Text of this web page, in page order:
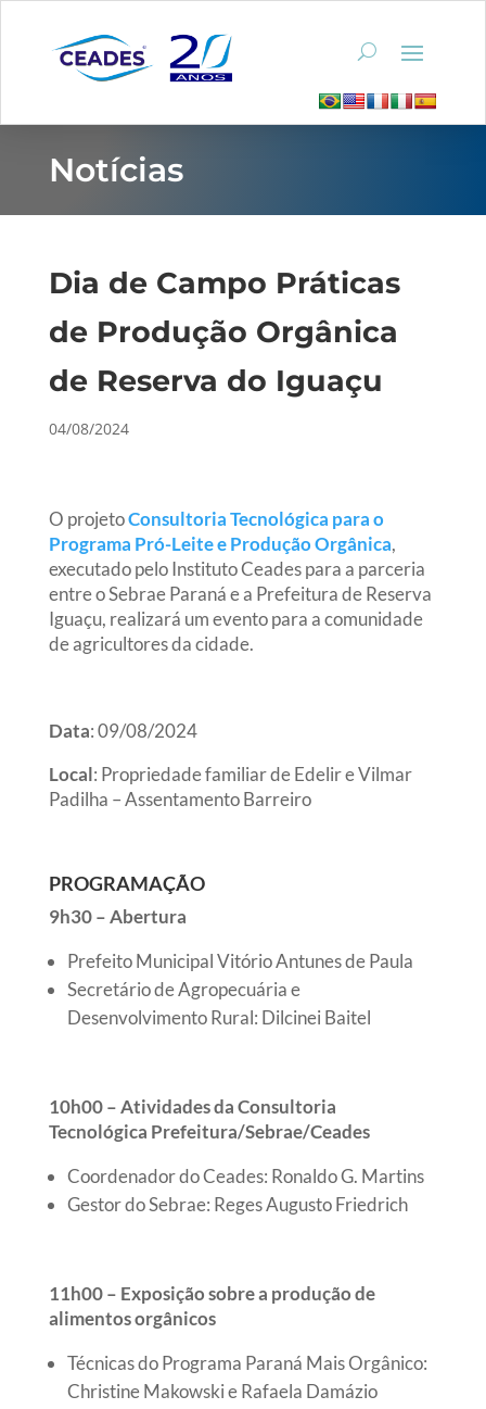
Notícias
Dia de Campo Práticas
de Produção Orgânica
de Reserva do Iguaçu
04/08/2024
O projetoConsultoria Tecnológica para o
Programa Pró-Leite e Produção Orgânica,
executado pelo Instituto Ceades para a parceria
entre o Sebrae Paraná e a Prefeitura de Reserva
Iguaçu, realizará um evento para a comunidade
de agricultores da cidade.
Data: 09/08/2024
Local: Propriedade familiar de Edelir e Vilmar
Padilha – Assentamento Barreiro
PROGRAMAÇÃO
9h30 – Abertura
Prefeito Municipal Vitório Antunes de Paula
Secretário de Agropecuária e
Desenvolvimento Rural: Dilcinei Baitel
10h00 – Atividades da Consultoria
Tecnológica Prefeitura/Sebrae/Ceades
Coordenador do Ceades: Ronaldo G. Martins
Gestor do Sebrae: Reges Augusto Friedrich
11h00 – Exposição sobre a produção de
alimentos orgânicos
Técnicas do Programa Paraná Mais Orgânico:
Christine Makowski e Rafaela Damázio